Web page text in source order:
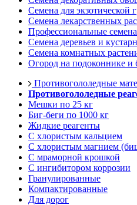
Семена для экзотической
Семена лекарственных
Профессиональные семена
Семена деревьев и
Семена комнатных
Огород на подоконнике и
Противогололедные
Противогололедные
Мешки по 25 кг
Биг-беги по 1000 кг
Жидкие реагенты
С хлористым кальцием
С хлористым магнием
С мраморной крошкой
С ингибитором коррозии
Гранулированные
Компактированные
Для дорог